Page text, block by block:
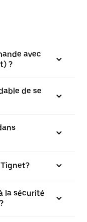
avec
?
de se
la sécurité